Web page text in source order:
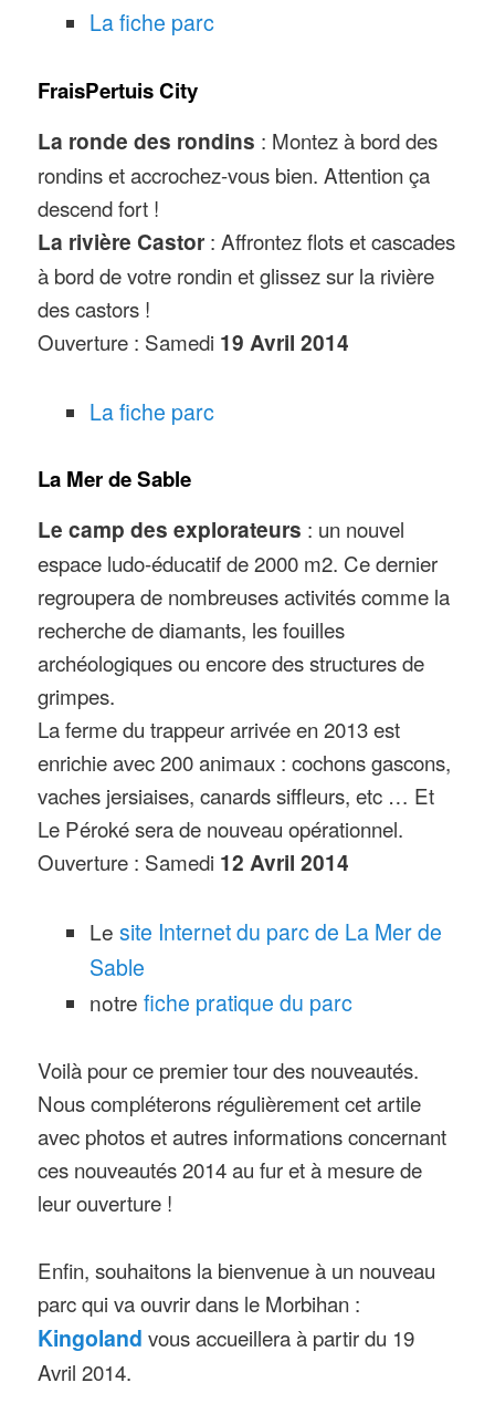
La fiche parc
FraisPertuis City
La ronde des rondins : Montez à bord des
rondins et accrochez-vous bien. Attention ça
descend fort !
La rivière Castor : Affrontez flots et cascades
à bord de votre rondin et glissez sur la rivière
des castors !
Ouverture : Samedi 19 Avril 2014
La fiche parc
La Mer de Sable
Le camp des explorateurs : un nouvel
espace ludo-éducatif de 2000 m2. Ce dernier
regroupera de nombreuses activités comme la
recherche de diamants, les fouilles
archéologiques ou encore des structures de
grimpes.
La ferme du trappeur arrivée en 2013 est
enrichie avec 200 animaux : cochons gascons,
vaches jersiaises, canards siffleurs, etc … Et
Le Péroké sera de nouveau opérationnel.
Ouverture : Samedi 12 Avril 2014
Le site Internet du parc de La Mer de
Sable
notre fiche pratique du parc
Voilà pour ce premier tour des nouveautés.
Nous compléterons régulièrement cet artile
avec photos et autres informations concernant
ces nouveautés 2014 au fur et à mesure de
leur ouverture !
Enfin, souhaitons la bienvenue à un nouveau
parc qui va ouvrir dans le Morbihan :
Kingoland vous accueillera à partir du 19
Avril 2014.